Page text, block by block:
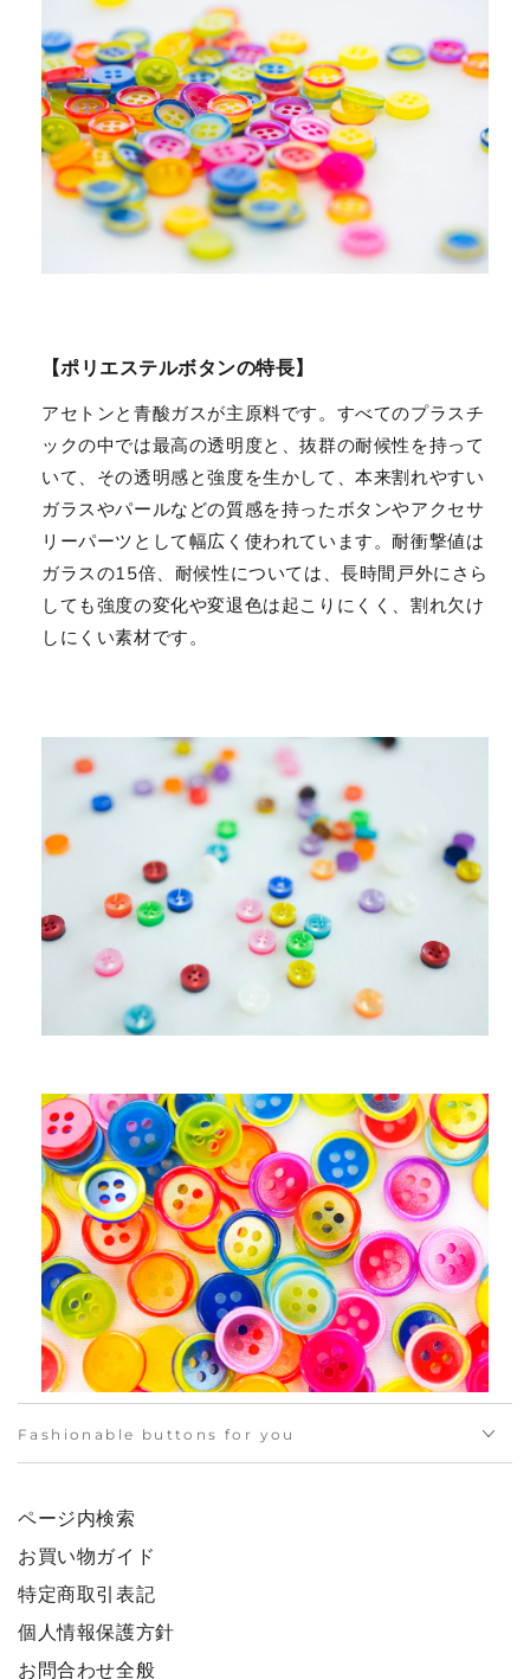
【ポリエステルボタンの特長】
アセトンと青酸ガスが主原料です。すべてのプラスチ
ックの中では最高の透明度と、抜群の耐候性を持って
いて、その透明感と強度を生かして、本来割れやすい
ガラスやパールなどの質感を持ったボタンやアクセサ
リーパーツとして幅広く使われています。耐衝撃値は
ガラスの15倍、耐候性については、長時間戸外にさら
しても強度の変化や変退色は起こりにくく、割れ欠け
しにくい素材です。
Fashionable buttons for you
ページ内検索
お買い物ガイド
特定商取引表記
個人情報保護方針
お問合わせ全般